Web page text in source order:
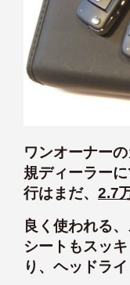
ワンオーナー
規ディーラー
行はまだ、 2.7
良く使われる
シートもスッ
り、ヘッドラ